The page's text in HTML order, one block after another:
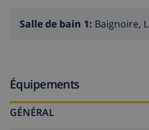
chambre à coucher avec lit
salle de bain avec bain
Salle de bain 1: Baignoire,
Équipements
GÉNÉRAL